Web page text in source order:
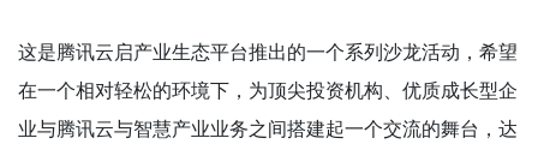
这是腾讯云启产业生态平台推出的一个系列沙龙活动，希望
在一个相对轻松的环境下，为顶尖投资机构、优质成长型企
业与腾讯云与智慧产业业务之间搭建起一个交流的舞台，达